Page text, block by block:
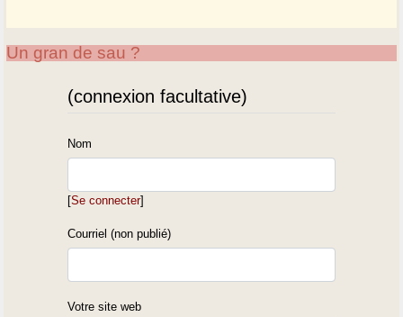
Un gran de sau ?
(connexion facultative)
Nom
[Se connecter]
Courriel (non publié)
Votre site web